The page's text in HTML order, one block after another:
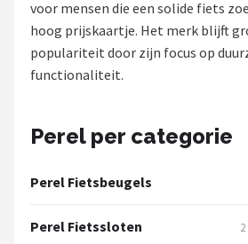
Shop
POPULAIRE MERKEN
Basil
Volare
voor mensen die een solide fiets
hoog prijskaartje. Het merk blijft
populariteit door zijn focus op
functionaliteit.
Perel per categorie
Perel Fietsbeugels
Perel Fietssloten